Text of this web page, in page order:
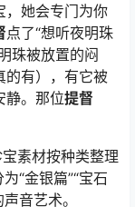
，她会专门为你
点了“想听夜明珠
珠被放置的闷
的有），有它被
静。那位提督
素材按种类整理
“金银篇”“宝石
音艺术。